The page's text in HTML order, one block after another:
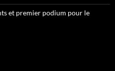
et premier podium pour le